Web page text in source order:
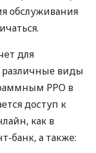
обслуживания
для
различные виды
РРО в
доступ к
как в
банк, а также: